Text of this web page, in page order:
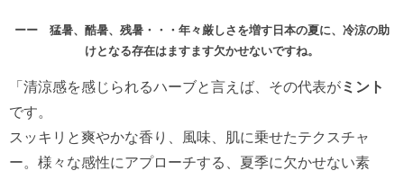
ーー 猛暑、酷暑、残暑・・・年々厳しさを増す日本の夏に、冷涼の助
けとなる存在はますます欠かせないですね。
「清涼感を感じられるハーブと言えば、その代表がミント
です。
スッキリと爽やかな香り、風味、肌に乗せたテクスチャ
ー。様々な感性にアプローチする、夏季に欠かせない素